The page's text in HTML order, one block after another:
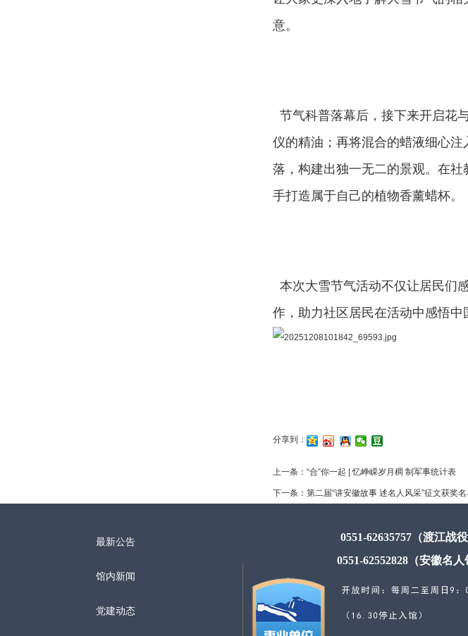
意。
节气科普落幕后，接下来开启花
仪的精油；再将混合的蜡液细心
落，构建出独一无二的景观。在
手打造属于自己的植物香薰蜡杯。
本次大雪节气活动不仅让居民们
作，助力社区居民在活动中感悟中
分享到：
上一条： “合”你一起 | 忆峥嵘岁月稠 制军事统计表
下一条： 第二届“讲安徽故事 述名人风采”征文获奖
最新公告
0551-62635757（渡江战
0551-62552828（安徽名人
馆内新闻
党建动态